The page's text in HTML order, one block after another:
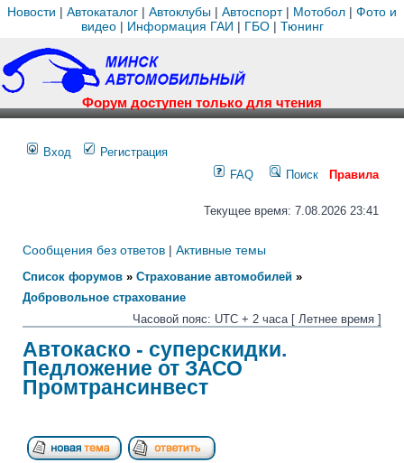
Новости | Автокаталог | Автоклубы | Автоспорт| Мотобол | Фото и
видео| Информация ГАИ | ГБО| Тюнинг
Форум доступен только для чтения
Вход
Регистрация
FAQ
Поиск Правила
Текущее время: 7.08.2026 23:41
Сообщения без ответов | Активные темы
Список форумов » Страхование автомобилей »
Добровольное страхование
Часовой пояс: UTC + 2 часа [ Летнее время ]
Автокаско - суперскидки.
Педложение от ЗАСО
Промтрансинвест